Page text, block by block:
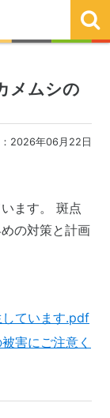
メムシの
2026年06月22日
ます。 斑点
の対策と計画
しています.pdf
害にご注意く